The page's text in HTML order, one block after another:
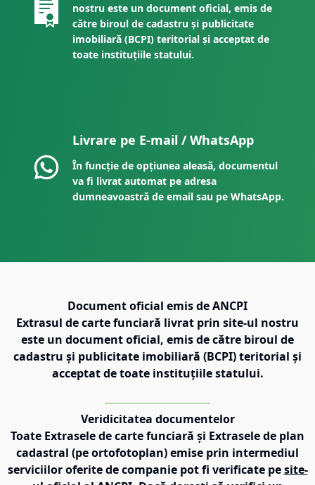
nostru este un document oficial, emis de
către biroul de cadastru și publicitate
imobiliară (BCPI) teritorial și acceptat de
toate instituțiile statului.
Livrare pe E-mail / WhatsApp
În funcție de opțiunea aleasă, documentul
va fi livrat automat pe adresa
dumneavoastră de email sau pe WhatsApp.
Document oficial emis de ANCPI
Extrasul de carte funciară livrat prin site-ul nostru
este un document oficial, emis de către biroul de
cadastru și publicitate imobiliară (BCPI) teritorial și
acceptat de toate instituțiile statului.
Veridicitatea documentelor
Toate Extrasele de carte funciară și Extrasele de plan
cadastral (pe ortofotoplan) emise prin intermediul
serviciilor oferite de companie pot fi verificate pe site-